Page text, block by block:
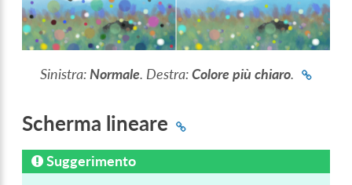
Sinistra:Normale. Destra:Colore più chiaro.
Scherma lineare
Suggerimento